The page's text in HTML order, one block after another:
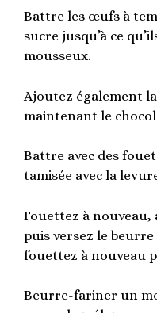
Battre les œufs à
sucre jusqu’à ce
mousseux.
Ajoutez également
maintenant le
Battre avec des
tamisée avec la
Fouettez à nouveau,
puis versez le
fouettez à nouveau
Beurre-fariner un